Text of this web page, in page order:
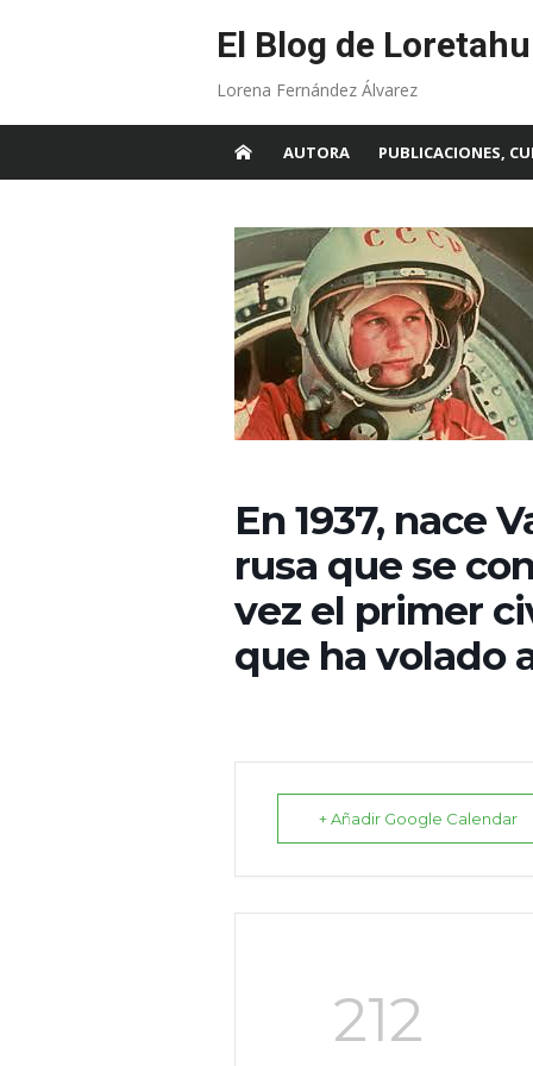
El Blog de
Lorena Fernández Álvarez
AUTORA PUBLICACIONES,
En 1937, nace
rusa que se
vez el primer
que ha volado
+ Añadir Google Calendar
212